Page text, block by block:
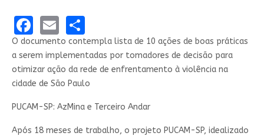
Facebook
EmailShare
O documento contempla lista de 10 ações de boas práticas
a serem implementadas por tomadores de decisão para
otimizar ação da rede de enfrentamento à violência na
cidade de São Paulo
PUCAM-SP: AzMina e Terceiro Andar
Após 18 meses de trabalho, o projeto PUCAM-SP, idealizado